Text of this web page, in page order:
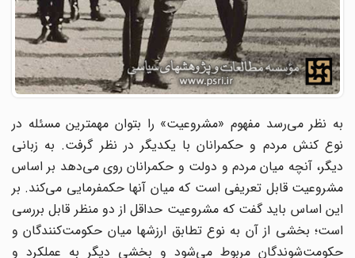
به نظر می‌رسد مفهوم «مشروعیت» را بتوان مهمترین مسئله در
نوع کنش مردم و حکمرانان با یکدیگر در نظر گرفت. به زبانی
دیگر، آنچه میان مردم و دولت و حکمرانان روی می‌دهد بر اساس
مشروعیت قابل تعریفی است که میان آنها حکمفرمایی می‌کند. بر
این اساس باید گفت که مشروعیت حداقل از دو منظر قابل بررسی
است؛ بخشی از آن به نوع تطابق ارزشها میان حکومت‌‌کنندگان و
حکومت‌شوندگان مربوط می‌شود و بخشی دیگر به عملکرد و